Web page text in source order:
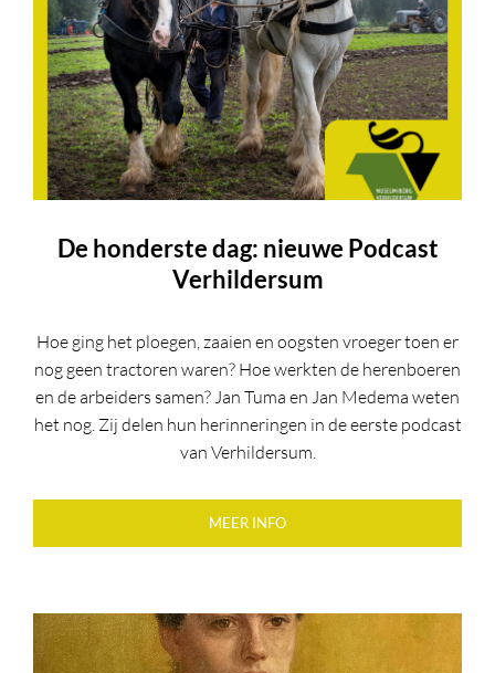
De honderste dag: nieuwe Podcast
Verhildersum
Hoe ging het ploegen, zaaien en oogsten vroeger toen er
nog geen tractoren waren? Hoe werkten de herenboeren
en de arbeiders samen? Jan Tuma en Jan Medema weten
het nog. Zij delen hun herinneringen in de eerste podcast
van Verhildersum.
MEER INFO